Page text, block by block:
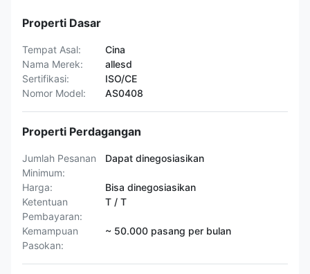
Properti Dasar
Tempat Asal:
Cina
Nama Merek:
allesd
Sertifikasi:
ISO/CE
Nomor Model:
AS0408
Properti Perdagangan
Jumlah Pesanan
Minimum:
Dapat dinegosiasikan
Harga:
Bisa dinegosiasikan
Ketentuan
Pembayaran:
T / T
Kemampuan
Pasokan:
~ 50.000 pasang per bulan